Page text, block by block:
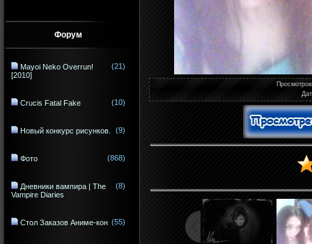
Форум
Mayoi Neko Overrun!
[2010]
(21)
Crucis Fatal Fake (10)
Новый конкурс рисунков. (9)
Фото (868)
Дневники вампира | The
Vampire Diaries
(8)
Стол Заказов Аниме-кон (55)
Просмотров